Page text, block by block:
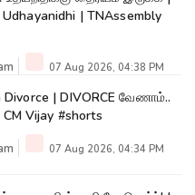
| TNAssembly
07 Aug 2026, 04:38 PM
| DIVORCE வேணாம்..
Vijay #shorts
07 Aug 2026, 04:34 PM